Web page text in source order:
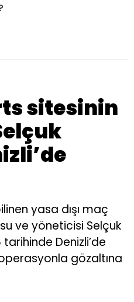
sitesinin
yasa dışı maç
ve yöneticisi Selçuk
tarihinde Denizli’de
gözaltına